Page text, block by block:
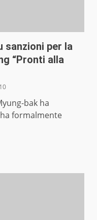
sanzioni per la
“Pronti alla
bak ha
formalmente